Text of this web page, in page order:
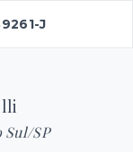
J
SP